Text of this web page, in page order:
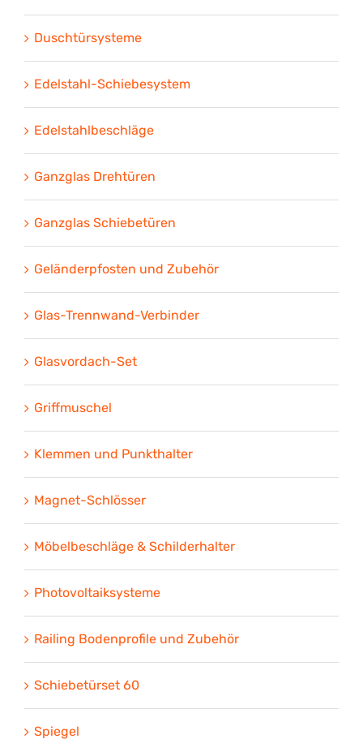
Duschtürsysteme
Edelstahl-Schiebesystem
Edelstahlbeschläge
Ganzglas Drehtüren
Ganzglas Schiebetüren
Geländerpfosten und Zubehör
Glas-Trennwand-Verbinder
Glasvordach-Set
Griffmuschel
Klemmen und Punkthalter
Magnet-Schlösser
Möbelbeschläge & Schilderhalter
Photovoltaiksysteme
Railing Bodenprofile und Zubehör
Schiebetürset 60
Spiegel